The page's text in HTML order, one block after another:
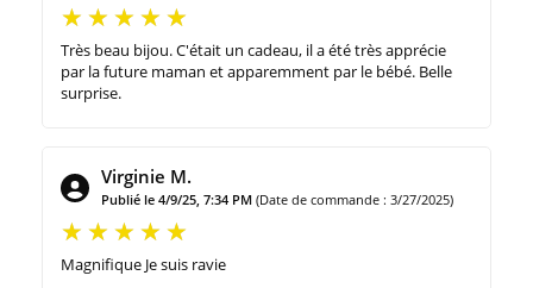
Très beau bijou. C'était un cadeau, il a été très apprécie
par la future maman et apparemment par le bébé. Belle
surprise.
Virginie M.
Publié le 4/9/25, 7:34 PM (Date de commande : 3/27/2025)
Magnifique Je suis ravie